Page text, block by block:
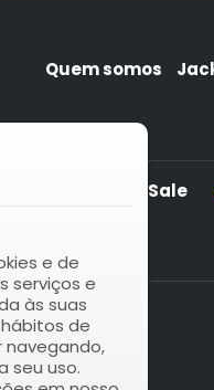
Quem somos
6 Siempre Sale
e de
serviços e
às suas
de
navegando,
seu uso.